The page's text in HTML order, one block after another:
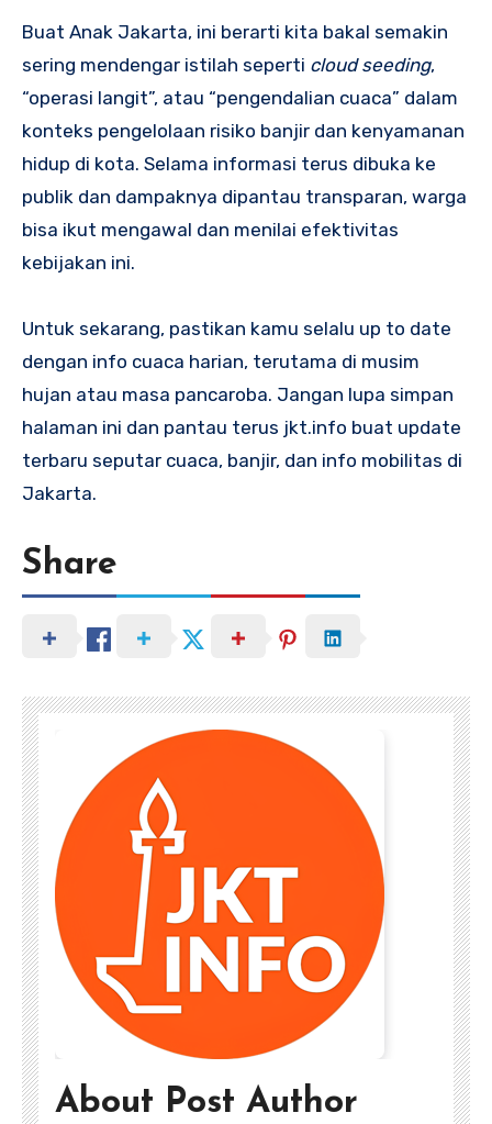
Buat Anak Jakarta, ini berarti kita bakal semakin
sering mendengar istilah seperti cloud seeding,
“operasi langit”, atau “pengendalian cuaca” dalam
konteks pengelolaan risiko banjir dan kenyamanan
hidup di kota. Selama informasi terus dibuka ke
publik dan dampaknya dipantau transparan, warga
bisa ikut mengawal dan menilai efektivitas
kebijakan ini.
Untuk sekarang, pastikan kamu selalu up to date
dengan info cuaca harian, terutama di musim
hujan atau masa pancaroba. Jangan lupa simpan
halaman ini dan pantau terus jkt.info buat update
terbaru seputar cuaca, banjir, dan info mobilitas di
Jakarta.
Share
About Post Author